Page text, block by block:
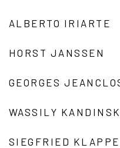
ALBERTO IRIARTE
HORST JANSSEN
GEORGES
WASSILY
SIEGFRIED